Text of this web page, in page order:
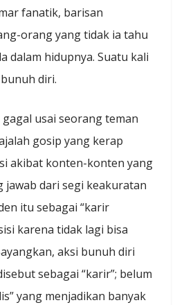
fanatik, barisan
orang yang tidak ia tahu
dalam hidupnya. Suatu kali
diri.
usai seorang teman
gosip yang kerap
akibat konten-konten yang
dari segi keakuratan
itu sebagai “karir
karena tidak lagi bisa
aksi bunuh diri
sebagai “karir”; belum
yang menjadikan banyak